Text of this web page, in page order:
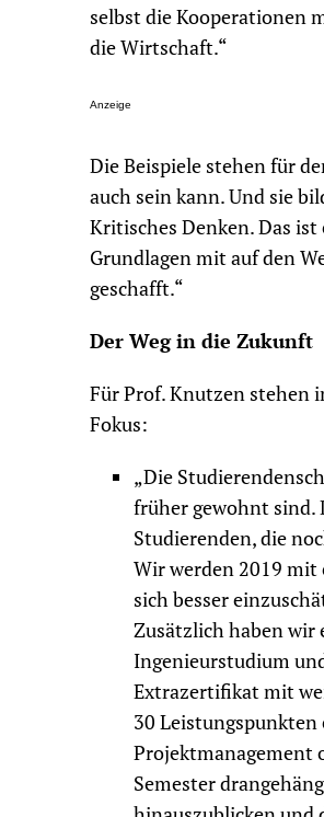
selbst die Kooperationen
die Wirtschaft.“
Anzeige
Die Beispiele stehen für
auch sein kann. Und sie
Kritisches Denken. Das
Grundlagen mit auf den
geschafft.“
Der Weg in die Zukunft
Für Prof. Knutzen stehen
Fokus:
„Die
früher gewohnt sind.
Studierenden, die
Wir werden 2019 mit
sich besser
Zusätzlich haben wir
Ingenieurstudium
Extrazertifikat mit
30 Leistungspunkten
Projektmanagement
Semester